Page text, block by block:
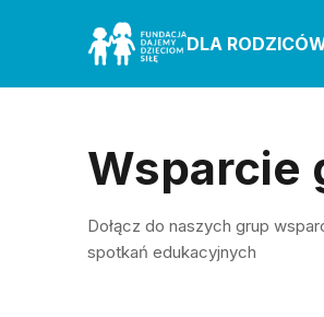
DLA
Wsparcie
Dołącz do naszych grup
spotkań edukacyjnych